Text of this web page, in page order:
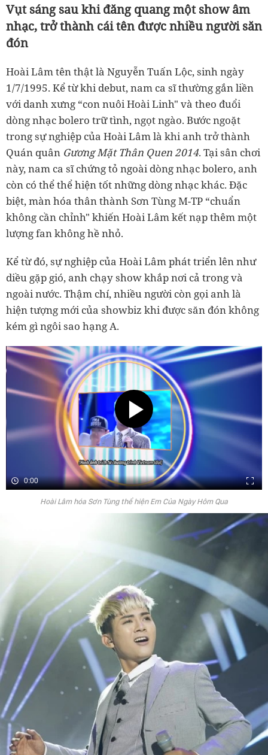
Vụt sáng sau khi đăng quang một show âm
nhạc, trở thành cái tên được nhiều người săn
đón
Hoài Lâm tên thật là Nguyễn Tuấn Lộc, sinh ngày
1/7/1995. Kể từ khi debut, nam ca sĩ thường gắn liền
với danh xưng “con nuôi Hoài Linh" và theo đuổi
dòng nhạc bolero trữ tình, ngọt ngào. Bước ngoặt
trong sự nghiệp của Hoài Lâm là khi anh trở thành
Quán quân Gương Mặt Thân Quen 2014. Tại sân chơi
này, nam ca sĩ chứng tỏ ngoài dòng nhạc bolero, anh
còn có thể thể hiện tốt những dòng nhạc khác. Đặc
biệt, màn hóa thân thành Sơn Tùng M-TP “chuẩn
không cần chỉnh" khiến Hoài Lâm kết nạp thêm một
lượng fan không hề nhỏ.
Kể từ đó, sự nghiệp của Hoài Lâm phát triển lên như
diều gặp gió, anh chạy show khắp nơi cả trong và
ngoài nước. Thậm chí, nhiều người còn gọi anh là
hiện tượng mới của showbiz khi được săn đón không
kém gì ngôi sao hạng A.
0:00
Hoài Lâm hóa Sơn Tùng thể hiện Em Của Ngày Hôm Qua